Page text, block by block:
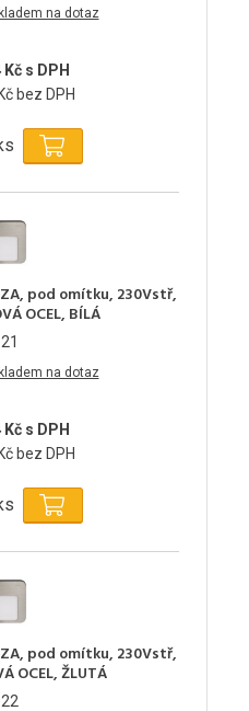
na dotaz
s DPH
bez DPH
pod omítku, 230Vstř,
OCEL, BÍLÁ
na dotaz
s DPH
bez DPH
pod omítku, 230Vstř,
OCEL, ŽLUTÁ